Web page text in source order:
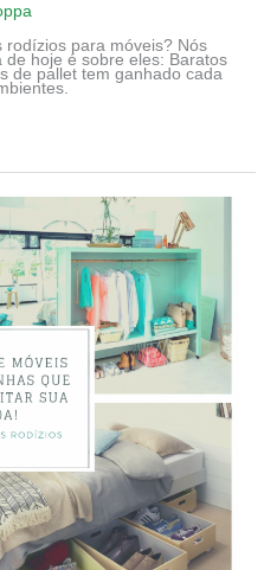
rodízios para móveis? Nós
de hoje é sobre eles: Baratos
de pallet tem ganhado cada